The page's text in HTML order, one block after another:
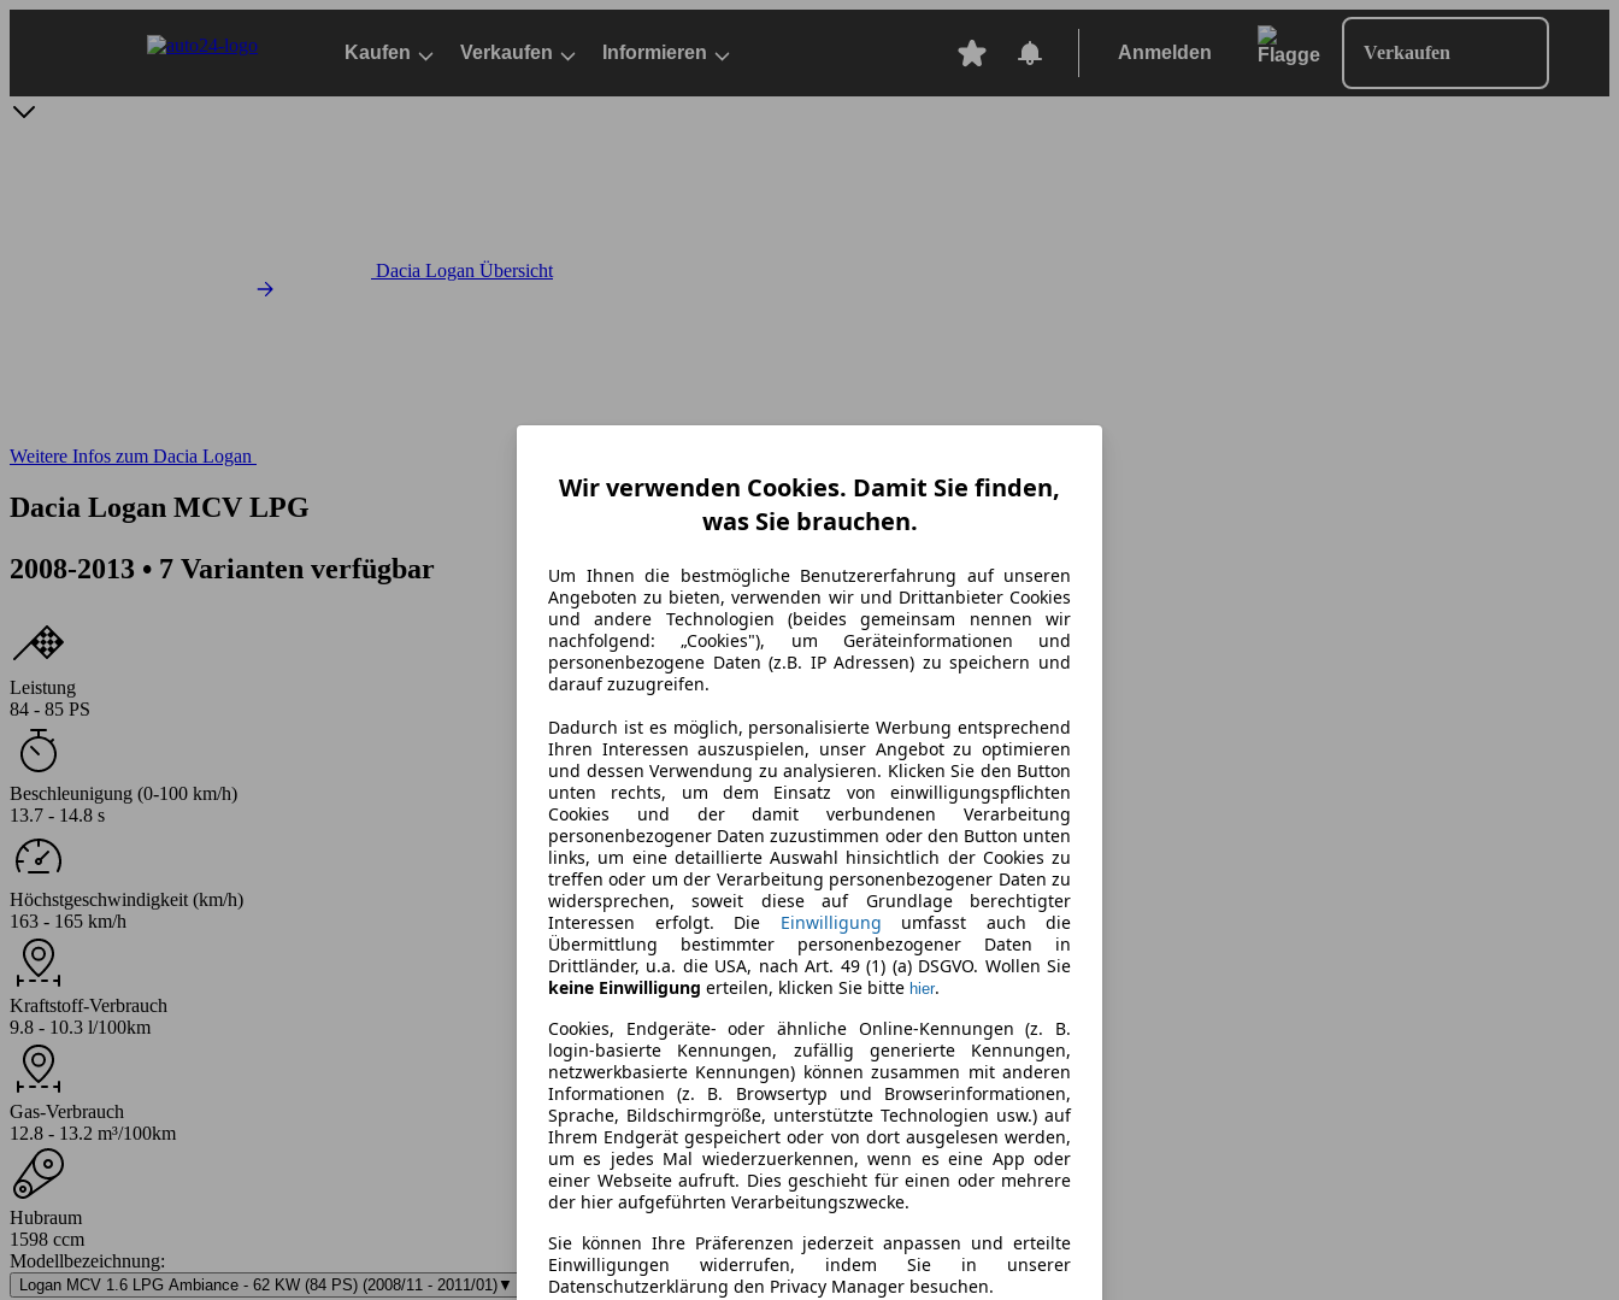
Kaufen Verkaufen Informieren Anmelden Verkaufen
Dacia Logan Übersicht
Weitere Infos zum Dacia Logan
Dacia Logan MCV LPG
2008-2013 • 7 Varianten verfügbar
Leistung
84 - 85 PS
Beschleunigung (0-100 km/h)
13.7 - 14.8 s
Höchstgeschwindigkeit (km/h)
163 - 165 km/h
Kraftstoff-Verbrauch
9.8 - 10.3 l/100km
Gas-Verbrauch
12.8 - 13.2 m³/100km
Hubraum
1598 ccm
Modellbezeichnung:
Logan MCV 1.6 LPG Ambiance - 62 KW (84 PS) (2008/11 - 2011/01)▼
Wir verwenden Cookies. Damit Sie finden,
was Sie brauchen.
Um Ihnen die bestmögliche Benutzererfahrung auf unseren
Angeboten zu bieten, verwenden wir und Drittanbieter Cookies
und andere Technologien (beides gemeinsam nennen wir
nachfolgend: „Cookies"), um Geräteinformationen und
personenbezogene Daten (z.B. IP Adressen) zu speichern und
darauf zuzugreifen.
Dadurch ist es möglich, personalisierte Werbung entsprechend
Ihren Interessen auszuspielen, unser Angebot zu optimieren
und dessen Verwendung zu analysieren. Klicken Sie den Button
unten rechts, um dem Einsatz von einwilligungspflichten
Cookies und der damit verbundenen Verarbeitung
personenbezogener Daten zuzustimmen oder den Button unten
links, um eine detaillierte Auswahl hinsichtlich der Cookies zu
treffen oder um der Verarbeitung personenbezogener Daten zu
widersprechen, soweit diese auf Grundlage berechtigter
Interessen erfolgt. Die Einwilligung umfasst auch die
Übermittlung bestimmter personenbezogener Daten in
Drittländer, u.a. die USA, nach Art. 49 (1) (a) DSGVO. Wollen Sie
keine Einwilligung erteilen, klicken Sie bitte hier.
Cookies, Endgeräte- oder ähnliche Online-Kennungen (z. B.
login-basierte Kennungen, zufällig generierte Kennungen,
netzwerkbasierte Kennungen) können zusammen mit anderen
Informationen (z. B. Browsertyp und Browserinformationen,
Sprache, Bildschirmgröße, unterstützte Technologien usw.) auf
Ihrem Endgerät gespeichert oder von dort ausgelesen werden,
um es jedes Mal wiederzuerkennen, wenn es eine App oder
einer Webseite aufruft. Dies geschieht für einen oder mehrere
der hier aufgeführten Verarbeitungszwecke.
Sie können Ihre Präferenzen jederzeit anpassen und erteilte
Einwilligungen widerrufen, indem Sie in unserer
Datenschutzerklärung den Privacy Manager besuchen.